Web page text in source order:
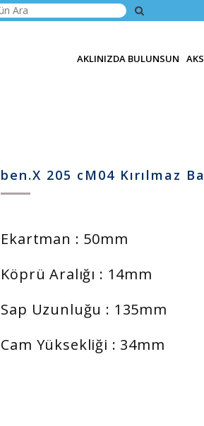
AKLINIZDA BULUNSUN
ben.X 205 cM04 Kırılmaz
Ekartman : 50mm
Köprü Aralığı : 14mm
Sap Uzunluğu : 135mm
Cam Yüksekliği : 34mm